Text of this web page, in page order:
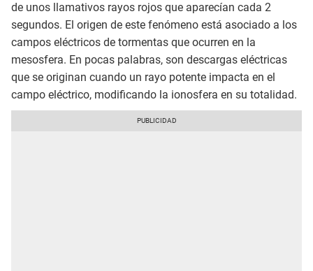
de unos llamativos rayos rojos que aparecían cada 2
segundos. El origen de este fenómeno está asociado a los
campos eléctricos de tormentas que ocurren en la
mesosfera. En pocas palabras, son descargas eléctricas
que se originan cuando un rayo potente impacta en el
campo eléctrico, modificando la ionosfera en su totalidad.